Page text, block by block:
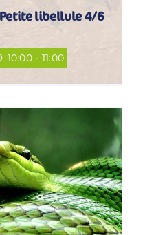
. Petite libellule 4/6
10:00 - 11:00